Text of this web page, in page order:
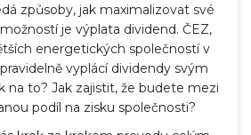
způsoby, jak maximalizovat své
je výplata dividend. ČEZ,
energetických společností v
vyplácí dividendy svým
na to? Jak zajistit, že budete mezi
podíl na zisku společnosti?